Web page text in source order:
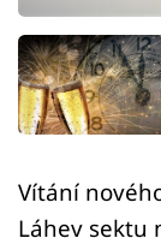
Sledujte nás
Vítání
Láhev sektu